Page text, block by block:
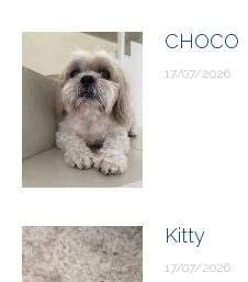
CHOCO
17/07/2026
Kitty
17/07/2026